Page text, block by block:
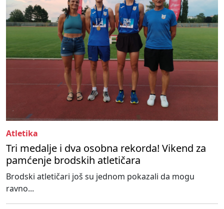
Atletika
Tri medalje i dva osobna rekorda! Vikend za
pamćenje brodskih atletičara
Brodski atletičari još su jednom pokazali da mogu
ravno...